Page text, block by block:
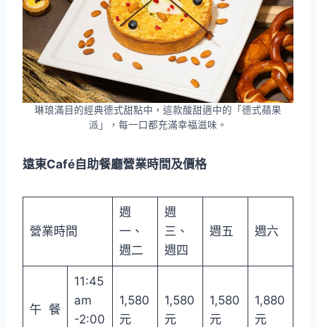
琳琅滿目的經典德式甜點中，這款酸甜適中的「德式蘋果
派」，每一口都充滿幸福滋味。
遠東Café自助餐廳營業時間及價格
營業時間
週
一、
週二
週
三、
週四
週五 週六
午 餐
11:45
am
-2:00
1,580
元
1,580
元
1,580
元
1,880
元